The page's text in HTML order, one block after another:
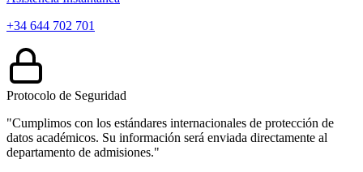
+34 644 702 701
Protocolo de Seguridad
"Cumplimos con los estándares internacionales de protección de
datos académicos. Su información será enviada directamente al
departamento de admisiones."